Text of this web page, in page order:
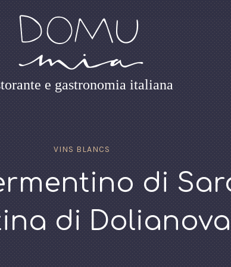
e gastronomia italiana
VINS BLANCS
di
di Dolianova